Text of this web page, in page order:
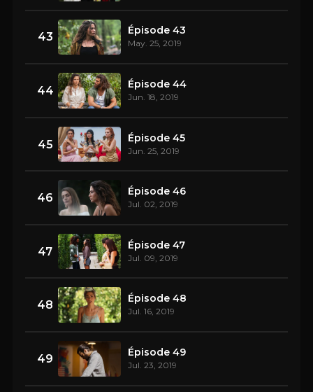
43 Épisode 43
May. 25, 2019
44 Épisode 44
Jun. 18, 2019
45 Épisode 45
Jun. 25, 2019
46 Épisode 46
Jul. 02, 2019
47 Épisode 47
Jul. 09, 2019
48 Épisode 48
Jul. 16, 2019
49 Épisode 49
Jul. 23, 2019